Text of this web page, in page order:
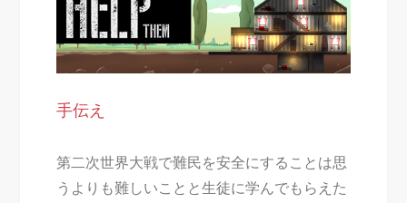
手伝え
第二次世界大戦で難民を安全にすることは思
うよりも難しいことと生徒に学んでもらえた